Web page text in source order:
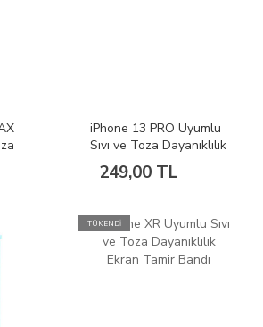
iPhone 13 PRO Uyumlu
Sıvı ve Toza Dayanıklılık
Ekran Tamir Bandı
249,00 TL
TÜKENDİ